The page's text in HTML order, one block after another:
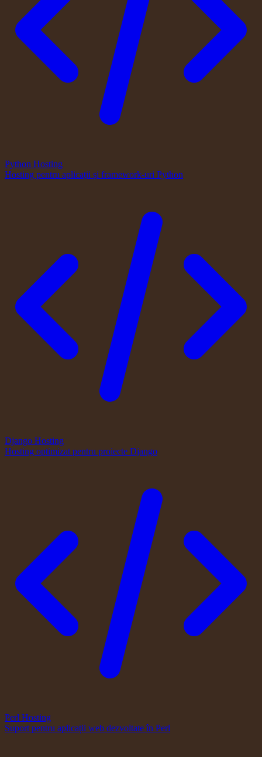
Python Hosting
Hosting pentru aplicații și framework-uri Python
Django Hosting
Hosting optimizat pentru proiecte Django
Perl Hosting
Suport pentru aplicații web dezvoltate în Perl